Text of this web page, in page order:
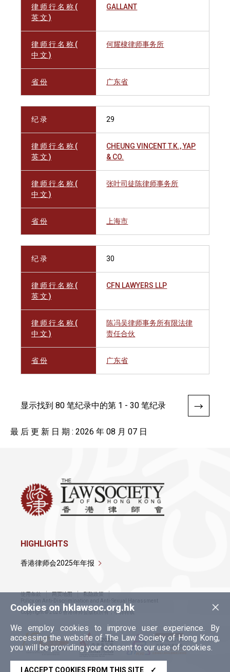
律 师 行 名 称 (
英 文 )
GALLANT
律 师 行 名 称 (
中 文 )
何耀棣律师事务所
省 份 广东省
纪 录 29
律 师 行 名 称 (
英 文 )
CHEUNG VINCENT T.K., YAP
& CO.
律 师 行 名 称 (
中 文 )
张叶司徒陈律师事务所
省 份 上海市
纪 录 30
律 师 行 名 称 (
英 文 )
CFN LAWYERS LLP
律 师 行 名 称 (
中 文 )
陈冯吴律师事务所有限法律
责任合伙
省 份 广东省
显示找到 80 笔纪录中的第 1 - 30 笔纪录
最 后 更 新 日 期 : 2026 年 08 月 07 日
×
Cookies on hklawsoc.org.hk
We employ cookies to improve user experience. By
accessing the website of The Law Society of Hong Kong,
you will be providing your consent to our use of cookies.
I ACCEPT COOKIES FROM THIS SITE ✓
HIGHLIGHTS
香港律师会2025年年报
使用条款 网页地图
私隐政策
Policy on Anti-Discrimination and Anti-Sexual Harassment
Copyright © 2026 香港律师会版权所有，不得转载